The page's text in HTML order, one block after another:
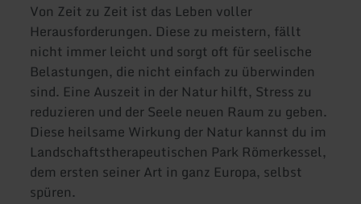
Von Zeit zu Zeit ist das Leben voller
Herausforderungen. Diese zu meistern, fällt
nicht immer leicht und sorgt oft für seelische
Belastungen, die nicht einfach zu überwinden
sind. Eine Auszeit in der Natur hilft, Stress zu
reduzieren und der Seele neuen Raum zu geben.
Diese heilsame Wirkung der Natur kannst du im
Landschaftstherapeutischen Park Römerkessel,
dem ersten seiner Art in ganz Europa, selbst
spüren.